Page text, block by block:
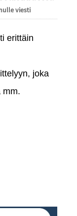
viesti
erittäin
joka
mm.